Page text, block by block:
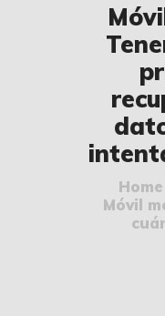
Home
Móvil
🔧
🛠️
👉
📞
✅
📝 BLOG